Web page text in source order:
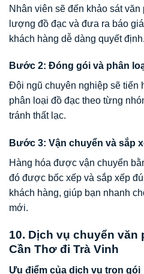
Nhân viên sẽ đến khảo sát
lượng đồ đạc và đưa ra báo
khách hàng dễ dàng quyết định.
Bước 2: Đóng gói và phân
Đội ngũ chuyên nghiệp sẽ tiến
phân loại đồ đạc theo từng
tránh thất lạc.
Bước 3: Vận chuyển và sắp
Hàng hóa được vận chuyển
đó được bốc xếp và sắp xếp
khách hàng, giúp bạn nhanh
mới.
10. Dịch vụ chuyển
Cần Thơ đi Trà Vinh
Ưu điểm của dịch vụ trọn gói